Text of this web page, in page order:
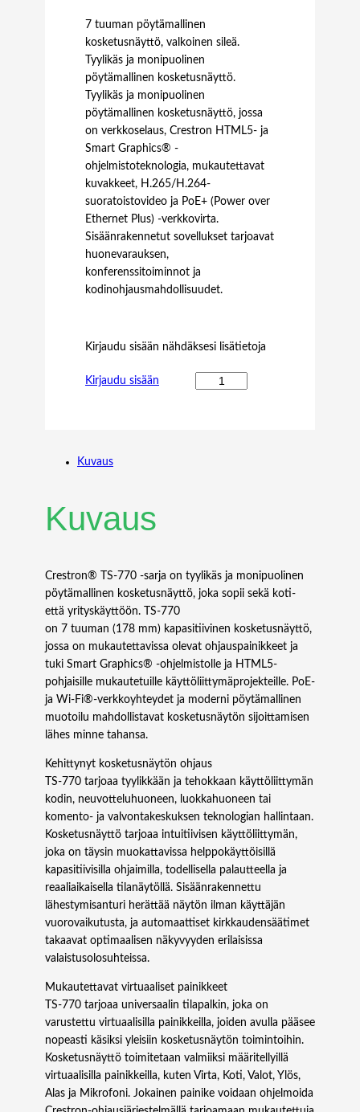
7 tuuman pöytämallinen
kosketusnäyttö, valkoinen sileä.
Tyylikäs ja monipuolinen
pöytämallinen kosketusnäyttö.
Tyylikäs ja monipuolinen
pöytämallinen kosketusnäyttö, jossa
on verkkoselaus, Crestron HTML5- ja
Smart Graphics® -
ohjelmistoteknologia, mukautettavat
kuvakkeet, H.265/H.264-
suoratoistovideo ja PoE+ (Power over
Ethernet Plus) -verkkovirta.
Sisäänrakennetut sovellukset tarjoavat
huonevarauksen,
konferenssitoiminnot ja
kodinohjausmahdollisuudet.
Kirjaudu sisään nähdäksesi lisätietoja
7
7
-
G
V
-
W
-
V
-
k
o
s
k
e
t
u
s
n
y
m
ä
ä
Kirjaudu sisään
Kuvaus
Kuvaus
Crestron® TS‑770 -sarja on tyylikäs ja monipuolinen
pöytämallinen kosketusnäyttö, joka sopii sekä koti-
että yrityskäyttöön. TS‑770
on 7 tuuman (178 mm) kapasitiivinen kosketusnäyttö,
jossa on mukautettavissa olevat ohjauspainikkeet ja
tuki Smart Graphics® -ohjelmistolle ja HTML5-
pohjaisille mukautetuille käyttöliittymäprojekteille. PoE-
ja Wi-Fi®-verkkoyhteydet ja moderni pöytämallinen
muotoilu mahdollistavat kosketusnäytön sijoittamisen
lähes minne tahansa.
Kehittynyt kosketusnäytön ohjaus
TS‑770 tarjoaa tyylikkään ja tehokkaan käyttöliittymän
kodin, neuvotteluhuoneen, luokkahuoneen tai
komento- ja valvontakeskuksen teknologian hallintaan.
Kosketusnäyttö tarjoaa intuitiivisen käyttöliittymän,
joka on täysin muokattavissa helppokäyttöisillä
kapasitiivisilla ohjaimilla, todellisella palautteella ja
reaaliaikaisella tilanäytöllä. Sisäänrakennettu
lähestymisanturi herättää näytön ilman käyttäjän
vuorovaikutusta, ja automaattiset kirkkaudensäätimet
takaavat optimaalisen näkyvyyden erilaisissa
valaistusolosuhteissa.
Mukautettavat virtuaaliset painikkeet
TS‑770 tarjoaa universaalin tilapalkin, joka on
varustettu virtuaalisilla painikkeilla, joiden avulla pääsee
nopeasti käsiksi yleisiin kosketusnäytön toimintoihin.
Kosketusnäyttö toimitetaan valmiiksi määritellyillä
virtuaalisilla painikkeilla, kuten Virta, Koti, Valot, Ylös,
Alas ja Mikrofoni. Jokainen painike voidaan ohjelmoida